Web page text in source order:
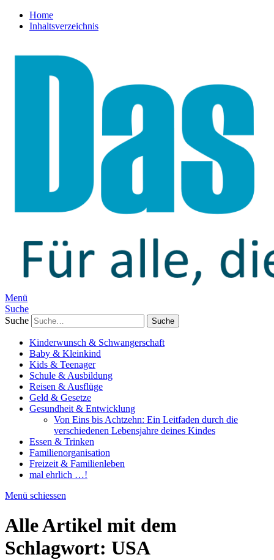
Home
Inhaltsverzeichnis
Menü
Suche
Suche
Kinderwunsch & Schwangerschaft
Baby & Kleinkind
Kids & Teenager
Schule & Ausbildung
Reisen & Ausflüge
Geld & Gesetze
Gesundheit & Entwicklung
Von Eins bis Achtzehn: Ein Leitfaden durch die
verschiedenen Lebensjahre deines Kindes
Essen & Trinken
Familienorganisation
Freizeit & Familienleben
mal ehrlich …!
Menü schiessen
Alle Artikel mit dem
Schlagwort: USA